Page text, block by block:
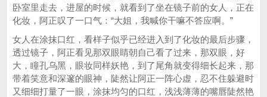
卧室里走去，进屋的时候，就看到了坐在镜子前的女人，正在
化妆，阿正叹了一口气：“大姐，我喊你干嘛不答应啊。”
女人在涂抹口红，看样子似乎已经进入到了化妆的最后步骤，
透过镜子，阿正看见那双眼睛朝自己看了过来，那双眼，好
大，瞳孔乌黑，眼妆同样妖艳，到了尾角就变得细长起来，那
带着笑意和深邃的眼神，陡然让阿正一阵心虚，忍不住躲避时
又细细打量了一眼，涂抹均匀的口红，浅浅薄薄的嘴唇陡然艳